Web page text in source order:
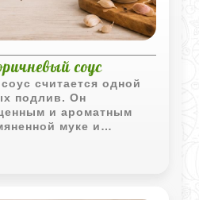
соус
считается одной
подлив. Он
и ароматным
муке и